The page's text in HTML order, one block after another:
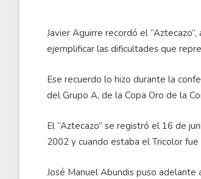
Javier Aguirre recordó el
ejemplificar las dificultades que
Ese recuerdo lo hizo durante la
del Grupo A, de la Copa Oro de la
El “Aztecazo” se registró el 16 de
2002 y cuando estaba el Tricolor
José Manuel Abundis puso adelante